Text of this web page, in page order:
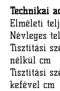
Technikai
Elméleti
Névleges
Tisztítási
nélkül cm
Tisztítási
kefével cm